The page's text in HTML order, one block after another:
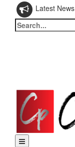
Latest News
Search
for: